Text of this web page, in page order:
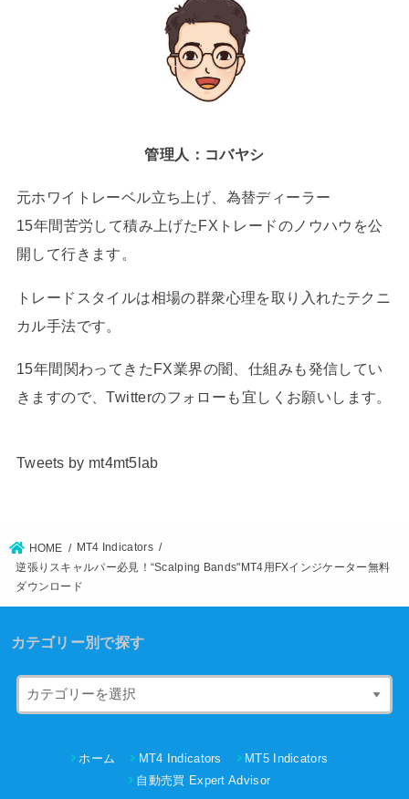
管理人：コバヤシ
元ホワイトレーベル立ち上げ、為替ディーラー
15年間苦労して積み上げたFXトレードのノウハウを公
開して行きます。
トレードスタイルは相場の群衆心理を取り入れたテクニ
カル手法です。
15年間関わってきたFX業界の闇、仕組みも発信してい
きますので、Twitterのフォローも宜しくお願いします。
Tweets by mt4mt5lab
HOME
MT4 Indicators
逆張りスキャルパー必見！“Scalping Bands"MT4用FXインジケーター無料
ダウンロード
カテゴリー別で探す
ホーム MT4 Indicators
MT5 Indicators
自動売買 Expert Advisor